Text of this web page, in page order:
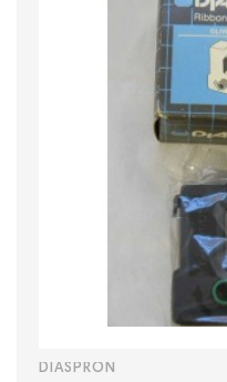
DIASPRON